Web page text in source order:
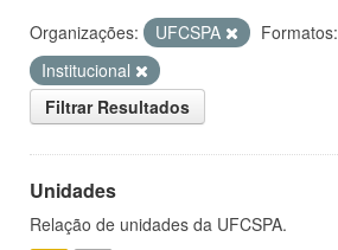
Organizações: UFCSPA Formatos:
Institucional
Filtrar Resultados
Unidades
Relação de unidades da UFCSPA.